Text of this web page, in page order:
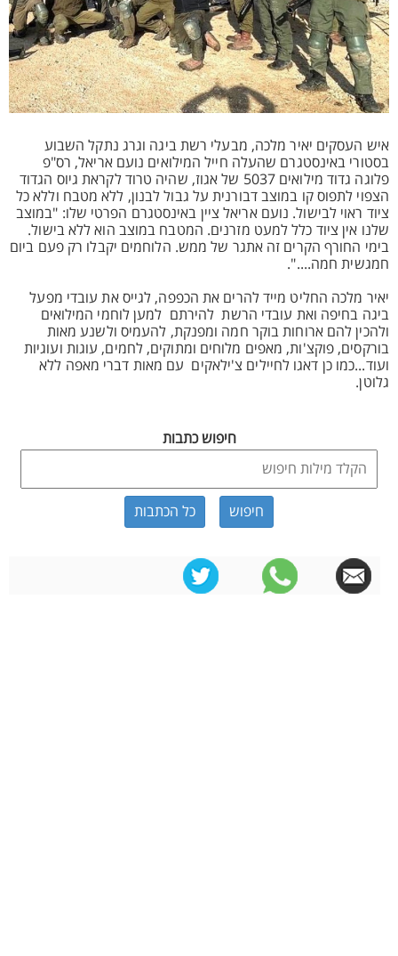
איש העסקים יאיר מלכה, מבעלי רשת ביגה וגרג נתקל השבוע
בסטורי באינסטגרם שהעלה חייל המילואים נועם אריאל, רס"פ
פלוגה גדוד מילואים 5037 של אגוז, שהיה טרוד לקראת גיוס הגדוד
הצפוי לתפוס קו במוצב דבורנית על גבול לבנון, ללא מטבח וללא כל
ציוד ראוי לבישול. נועם אריאל ציין באינסטגרם הפרטי שלו: "במוצב
שלנו אין ציוד כלל למעט מזרנים. המטבח במוצב הוא ללא בישול.
בימי החורף הקרים זה אתגר של ממש. הלוחמים יקבלו רק פעם ביום
חמגשית חמה....".
יאיר מלכה החליט מייד להרים את הכפפה, לגייס את עובדי מפעל
ביגה בחיפה ואת עובדי הרשת להירתם למען לוחמי המילואים
ולהכין להם ארוחות בוקר חמה ומפנקת, להעמיס ולשנע מאות
בורקסים, פוקצ'ות, מאפים מלוחים ומתוקים, לחמים, עוגות ועוגיות
ועוד...כמו כן דאגו לחיילים צ'ילאקים עם מאות דברי מאפה ללא
גלוטן.
חיפוש כתבות
כל הכתבות